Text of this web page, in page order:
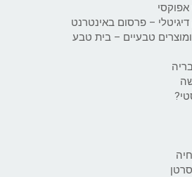
– פרסום באינטרנט
ומוצרים טבעיים – בית טבע